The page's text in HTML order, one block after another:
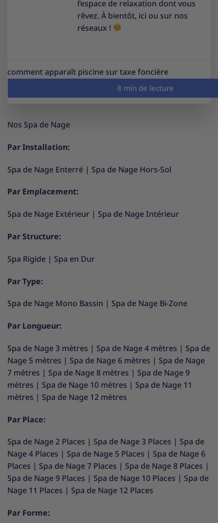
l’espace de relaxation dont vous
rêvez. À bientôt, ici ou sur nos
réseaux !
comment apparaît piscine sur taxe foncière
Nos Spa de Nage
Par Installation:
Spa de Nage Enterré | Spa de Nage Hors-Sol
Par Emplacement:
Spa de Nage Extérieur | Spa de Nage Intérieur
Par Structure:
Spa Rigide | Spa en Dur
Par Type:
Spa de Nage Mono Bassin | Spa de Nage Bi-Zone
Par Longueur:
Spa de Nage 3 mètres | Spa de Nage 4 mètres | Spa de
Nage 5 mètres | Spa de Nage 6 mètres | Spa de Nage
7 mètres | Spa de Nage 8 mètres | Spa de Nage 9
mètres | Spa de Nage 10 mètres | Spa de Nage 11
mètres | Spa de Nage 12 mètres
Par Place:
Spa de Nage 2 Places | Spa de Nage 3 Places | Spa de
Nage 4 Places | Spa de Nage 5 Places | Spa de Nage 6
Places | Spa de Nage 7 Places | Spa de Nage 8 Places |
Spa de Nage 9 Places | Spa de Nage 10 Places | Spa de
Nage 11 Places | Spa de Nage 12 Places
Par Forme: